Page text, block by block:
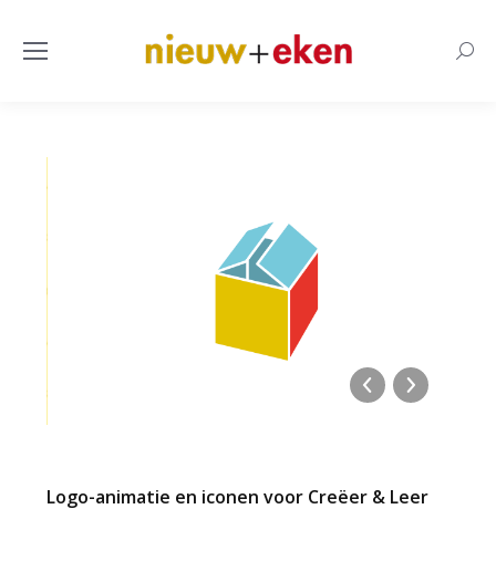
Logo-animatie en iconen voor Creëer & Leer